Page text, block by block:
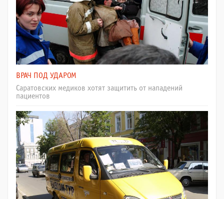
ВРАЧ ПОД УДАРОМ
Саратовских медиков хотят защитить от нападений
пациентов